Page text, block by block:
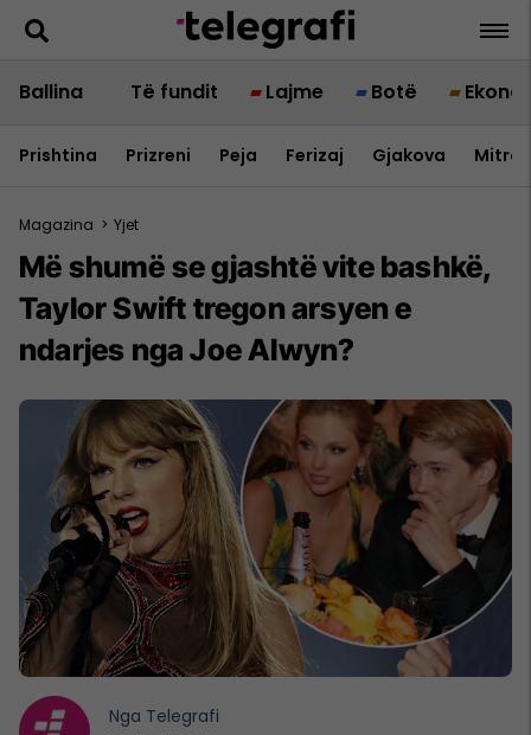
Ballina Të fundit Lajme Botë
Prishtina Prizreni Peja Ferizaj Gjakova
Magazina > Yjet
Më shumë se gjashtë vite bashkë,
Taylor Swift tregon arsyen e
ndarjes nga Joe Alwyn?
Nga Telegrafi